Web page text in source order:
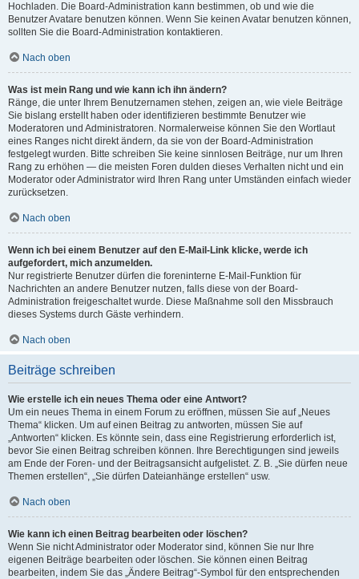
Hochladen. Die Board-Administration kann bestimmen, ob und wie die
Benutzer Avatare benutzen können. Wenn Sie keinen Avatar benutzen können,
sollten Sie die Board-Administration kontaktieren.
Nach oben
Was ist mein Rang und wie kann ich ihn ändern?
Ränge, die unter Ihrem Benutzernamen stehen, zeigen an, wie viele Beiträge
Sie bislang erstellt haben oder identifizieren bestimmte Benutzer wie
Moderatoren und Administratoren. Normalerweise können Sie den Wortlaut
eines Ranges nicht direkt ändern, da sie von der Board-Administration
festgelegt wurden. Bitte schreiben Sie keine sinnlosen Beiträge, nur um Ihren
Rang zu erhöhen — die meisten Foren dulden dieses Verhalten nicht und ein
Moderator oder Administrator wird Ihren Rang unter Umständen einfach wieder
zurücksetzen.
Nach oben
Wenn ich bei einem Benutzer auf den E-Mail-Link klicke, werde ich
aufgefordert, mich anzumelden.
Nur registrierte Benutzer dürfen die foreninterne E-Mail-Funktion für
Nachrichten an andere Benutzer nutzen, falls diese von der Board-
Administration freigeschaltet wurde. Diese Maßnahme soll den Missbrauch
dieses Systems durch Gäste verhindern.
Nach oben
Beiträge schreiben
Wie erstelle ich ein neues Thema oder eine Antwort?
Um ein neues Thema in einem Forum zu eröffnen, müssen Sie auf „Neues
Thema“ klicken. Um auf einen Beitrag zu antworten, müssen Sie auf
„Antworten“ klicken. Es könnte sein, dass eine Registrierung erforderlich ist,
bevor Sie einen Beitrag schreiben können. Ihre Berechtigungen sind jeweils
am Ende der Foren- und der Beitragsansicht aufgelistet. Z. B. „Sie dürfen neue
Themen erstellen“, „Sie dürfen Dateianhänge erstellen“ usw.
Nach oben
Wie kann ich einen Beitrag bearbeiten oder löschen?
Wenn Sie nicht Administrator oder Moderator sind, können Sie nur Ihre
eigenen Beiträge bearbeiten oder löschen. Sie können einen Beitrag
bearbeiten, indem Sie das „Ändere Beitrag“-Symbol für den entsprechenden